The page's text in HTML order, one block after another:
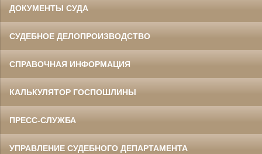
ДОКУМЕНТЫ СУДА
СУДЕБНОЕ ДЕЛОПРОИЗВОДСТВО
СПРАВОЧНАЯ ИНФОРМАЦИЯ
КАЛЬКУЛЯТОР ГОСПОШЛИНЫ
ПРЕСС-СЛУЖБА
УПРАВЛЕНИЕ СУДЕБНОГО ДЕПАРТАМЕНТА